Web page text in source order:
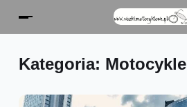
Kategoria: Motocykle